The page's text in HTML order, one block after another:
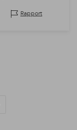
Rapport